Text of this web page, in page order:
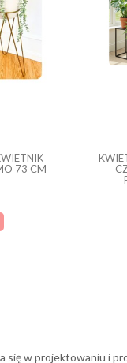
73 CM
się w projektowaniu i